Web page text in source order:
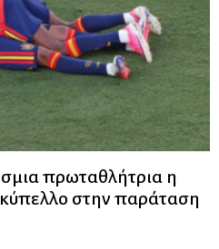
πρωταθλήτρια η
στην παράταση